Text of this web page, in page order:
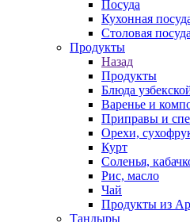
Посуда
Кухонная
Столовая посуда
Продукты
Назад
Продукты
Блюда
Варенье и
Приправы и
Орехи,
Курт
Соленья,
Рис, масло
Чай
Продукты из
Тандыры